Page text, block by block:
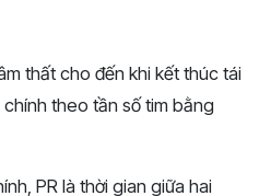
thất cho đến khi kết thúc tái
theo tần số tim bằng
PR là thời gian giữa hai